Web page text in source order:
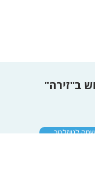
ב"זירה"
לניוזלטר